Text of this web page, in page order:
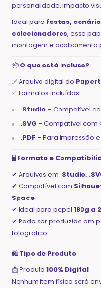
personalidade, impacto
Ideal para festas,
colecionadores, esse
montagem e acabamento
📦 O que está incluso?
✅ Arquivo digital do
✅ Formatos incluídos:
.Studio – Compatível
.SVG – Compatível com
.PDF – Para impressão
🖥️ Formato e
✔ Arquivos em .Studio,
✔ Compatível com
Space
✔ Ideal para papel 180g a
✔ Pode ser produzido em
fotográfico
🛍️ Tipo de Produto
📩 Produto 100% Digital
Nenhum item físico será